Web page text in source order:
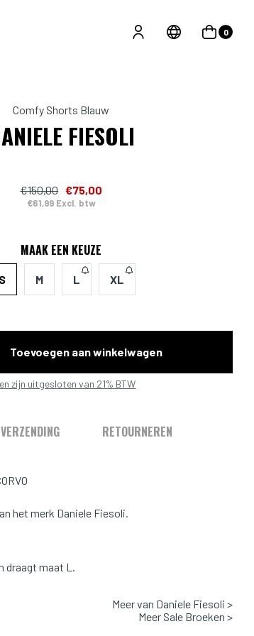
0
Comfy Shorts Blauw
FIESOLI
€150,00 €75,00
€61,99 Excl. btw
MAAK EEN KEUZE
S M L XL
Toevoegen aan winkelwagen
zijn uitgesloten van 21% BTW
VERZENDING RETOURNEREN
het merk Daniele Fiesoli.
draagt maat L.
Meer van Daniele Fiesoli >
Meer Sale Broeken >